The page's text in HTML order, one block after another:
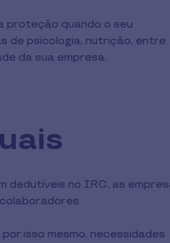
proteção quando o seu
de psicologia, nutrição, entre
da sua empresa.
dedutíveis no IRC, as
isso mesmo, necessidades